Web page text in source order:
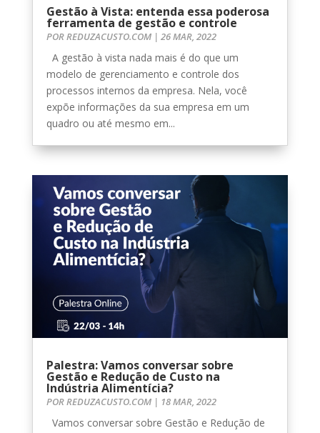
Gestão à Vista: entenda essa poderosa
ferramenta de gestão e controle
PORREDUZACUSTO.COM| 26 MAR, 2022
A gestão à vista nada mais é do que um
modelo de gerenciamento e controle dos
processos internos da empresa. Nela, você
expõe informações da sua empresa em um
quadro ou até mesmo em...
Palestra: Vamos conversar sobre
Gestão e Redução de Custo na
Indústria Alimentícia?
PORREDUZACUSTO.COM| 18 MAR, 2022
Vamos conversar sobre Gestão e Redução de